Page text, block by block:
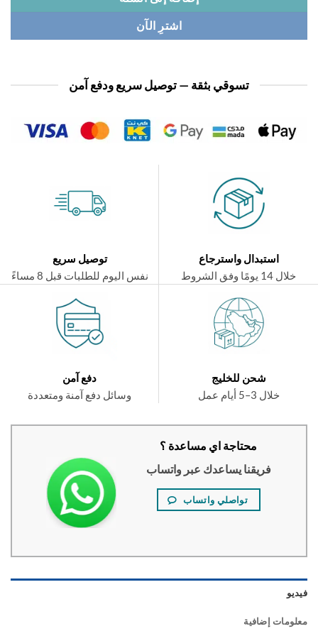
اشترِ الآن
تسوقي بثقة — توصيل سريع ودفع آمن
استبدال واسترجاع
توصيل سريع
نفس اليوم للطلبات قبل 8 مساءً
شحن للخليج
دفع آمن
وسائل دفع آمنة ومتعددة
محتاجة اي مساعدة ؟
فريقنا يساعدك عبر واتساب
تواصلي واتساب
إضافية